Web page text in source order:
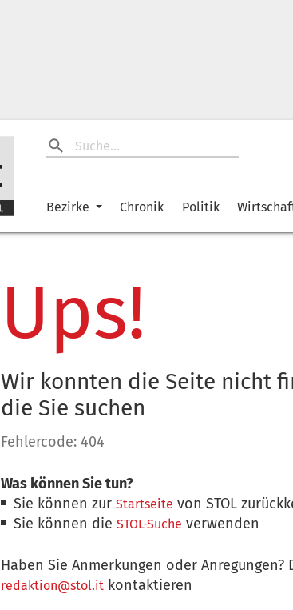
Bezirke Chronik Politik
Ups!
Wir konnten die Seite nicht
die Sie suchen
Fehlercode: 404
Was können Sie tun?
Sie können zurStartseite von STOL
Sie können dieSTOL-Suche verwenden
Haben Sie Anmerkungen oder
redaktion@stol.it kontaktieren